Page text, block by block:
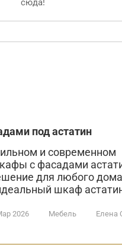
сюда!
под астатин
и современном
с фасадами
для любого
шкаф
2026 Мебель Елена